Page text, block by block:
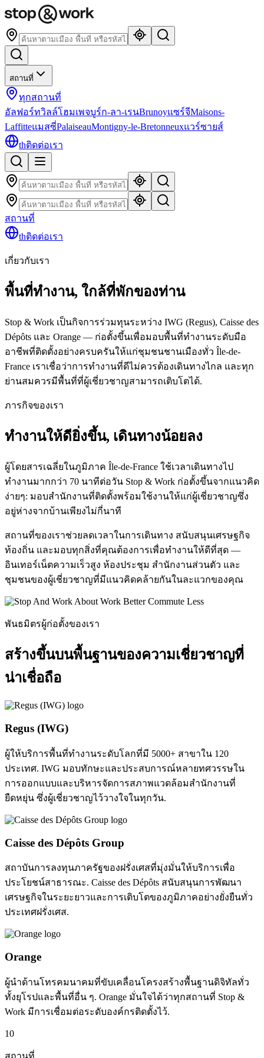
สถานที่
ทุกสถานที่
อัลฟอร์ทวิลล์โฮมเพจบูร์ก-ลา-เรนBrunoyแซร์จีMaisons-
Laffitteแมสซี่PalaiseauMontigny-le-Bretonneuxแวร์ซายส์
thติดต่อเรา
สถานที่
thติดต่อเรา
เกี่ยวกับเรา
พื้นที่ทำงาน, ใกล้ที่พักของท่าน
Stop & Work เป็นกิจการร่วมทุนระหว่าง IWG (Regus), Caisse des
Dépôts และ Orange — ก่อตั้งขึ้นเพื่อมอบพื้นที่ทำงานระดับมือ
อาชีพที่ติดตั้งอย่างครบครันให้แก่ชุมชนชานเมืองทั่ว Île-de-
France เราเชื่อว่าการทำงานที่ดีไม่ควรต้องเดินทางไกล และทุก
ย่านสมควรมีพื้นที่ที่ผู้เชี่ยวชาญสามารถเติบโตได้.
ภารกิจของเรา
ทำงานให้ดียิ่งขึ้น, เดินทางน้อยลง
ผู้โดยสารเฉลี่ยในภูมิภาค Île-de-France ใช้เวลาเดินทางไป
ทำงานมากกว่า 70 นาทีต่อวัน Stop & Work ก่อตั้งขึ้นจากแนวคิด
ง่ายๆ: มอบสำนักงานที่ติดตั้งพร้อมใช้งานให้แก่ผู้เชี่ยวชาญซึ่ง
อยู่ห่างจากบ้านเพียงไม่กี่นาที
สถานที่ของเราช่วยลดเวลาในการเดินทาง สนับสนุนเศรษฐกิจ
ท้องถิ่น และมอบทุกสิ่งที่คุณต้องการเพื่อทำงานให้ดีที่สุด —
อินเทอร์เน็ตความเร็วสูง ห้องประชุม สำนักงานส่วนตัว และ
ชุมชนของผู้เชี่ยวชาญที่มีแนวคิดคล้ายกันในละแวกของคุณ
พันธมิตรผู้ก่อตั้งของเรา
สร้างขึ้นบนพื้นฐานของความเชี่ยวชาญที่
น่าเชื่อถือ
Regus (IWG)
ผู้ให้บริการพื้นที่ทำงานระดับโลกที่มี 5000+ สาขาใน 120
ประเทศ. IWG มอบทักษะและประสบการณ์หลายทศวรรษใน
การออกแบบและบริหารจัดการสภาพแวดล้อมสำนักงานที่
ยืดหยุ่น ซึ่งผู้เชี่ยวชาญไว้วางใจในทุกวัน.
Caisse des Dépôts Group
สถาบันการลงทุนภาครัฐของฝรั่งเศสที่มุ่งมั่นให้บริการเพื่อ
ประโยชน์สาธารณะ. Caisse des Dépôts สนับสนุนการพัฒนา
เศรษฐกิจในระยะยาวและการเติบโตของภูมิภาคอย่างยั่งยืนทั่ว
ประเทศฝรั่งเศส.
Orange
ผู้นำด้านโทรคมนาคมที่ขับเคลื่อนโครงสร้างพื้นฐานดิจิทัลทั่ว
ทั้งยุโรปและพื้นที่อื่น ๆ. Orange มั่นใจได้ว่าทุกสถานที่ Stop &
Work มีการเชื่อมต่อระดับองค์กรติดตั้งไว้.
10
สถานที่